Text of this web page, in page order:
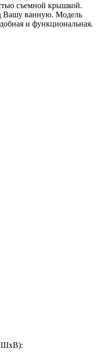
съемной крышкой.
Вашу ванную. Модель
и функциональная.